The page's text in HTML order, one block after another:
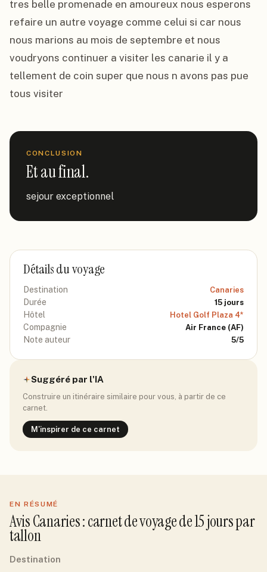
tres belle promenade en amoureux nous esperons
refaire un autre voyage comme celui si car nous
nous marions au mois de septembre et nous
voudryons continuer a visiter les canarie il y a
tellement de coin super que nous n avons pas pue
tous visiter
CONCLUSION
Et au final.
sejour exceptionnel
Détails du voyage
Destination Canaries
Durée 15 jours
Hôtel Hotel Golf Plaza 4*
Compagnie Air France (AF)
Note auteur 5/5
Suggéré par l'IA
Construire un itinéraire similaire pour vous, à partir de ce
carnet.
M'inspirer de ce carnet
EN RÉSUMÉ
AvisCanaries: carnet de voyage de15jourspar
tallon
Destination